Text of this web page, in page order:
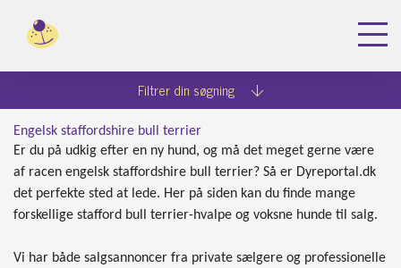
Engelsk Staffordshire Bullterrier
Filtrer din søgning
Engelsk staffordshire bull terrier
Er du på udkig efter en ny hund, og må det meget gerne være
af racen engelsk staffordshire bull terrier? Så er Dyreportal.dk
det perfekte sted at lede. Her på siden kan du finde mange
forskellige stafford bull terrier-hvalpe og voksne hunde til salg.
Vi har både salgsannoncer fra private sælgere og professionelle